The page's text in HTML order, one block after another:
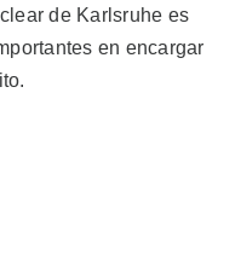
de Karlsruhe es
en encargar